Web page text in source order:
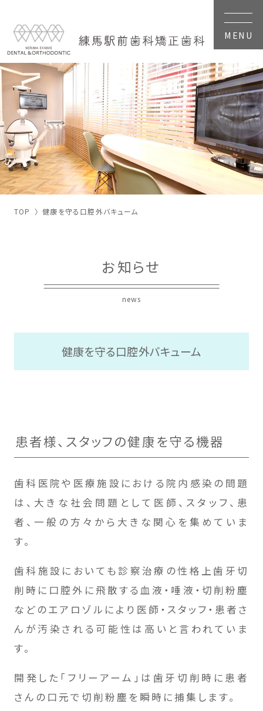
TOP 健康を守る口腔外バキューム
お知らせ
news
健康を守る口腔外バキューム
患者様、スタッフの健康を守る機器
歯科医院や医療施設における院内感染の問題
は、大きな社会問題として医師、スタッフ、患
者、一般の方々から大きな関心を集めていま
す。
歯科施設においても診察治療の性格上歯牙切
削時に口腔外に飛散する血液・唾液・切削粉塵
などのエアロゾルにより医師・スタッフ・患者さ
んが汚染される可能性は高いと言われていま
す。
開発した「フリーアーム」は歯牙切削時に患者
さんの口元で切削粉塵を瞬時に捕集します。
MENU